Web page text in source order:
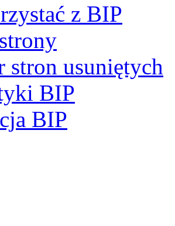
z BIP
stron usuniętych
BIP
BIP